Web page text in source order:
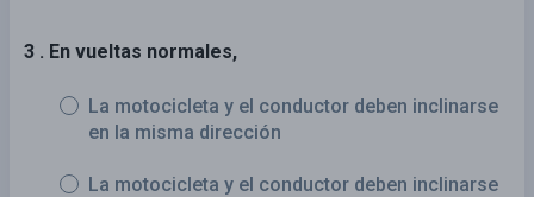
3 . En vueltas normales,
La motocicleta y el conductor deben inclinarse
en la misma dirección
La motocicleta y el conductor deben inclinarse